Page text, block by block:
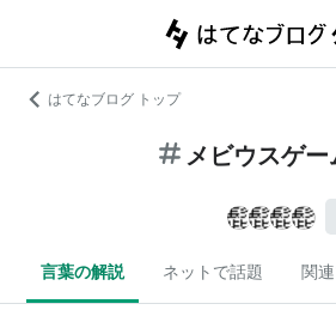
はてなブログ トップ
メビウスゲー
言葉の解説 ネットで話題 関